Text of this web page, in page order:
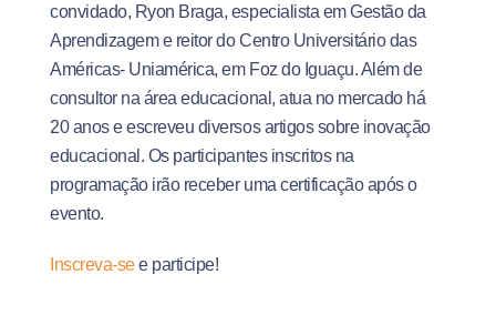
convidado, Ryon Braga, especialista em Gestão da
Aprendizagem e reitor do Centro Universitário das
Américas- Uniamérica, em Foz do Iguaçu. Além de
consultor na área educacional, atua no mercado há
20 anos e escreveu diversos artigos sobre inovação
educacional. Os participantes inscritos na
programação irão receber uma certificação após o
evento.
Inscreva-see participe!